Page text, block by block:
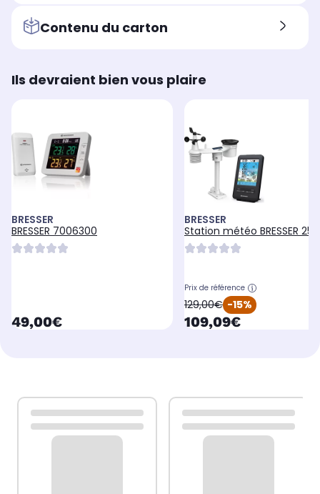
Contenu du carton
Ils devraient bien vous plaire
BRESSER
BRESSER 7006300
currentPrice
49,00€
BRESSER
Station météo BRESSER
Prix de référence
oldPrice
129,00€ -15%
currentPrice
109,09€